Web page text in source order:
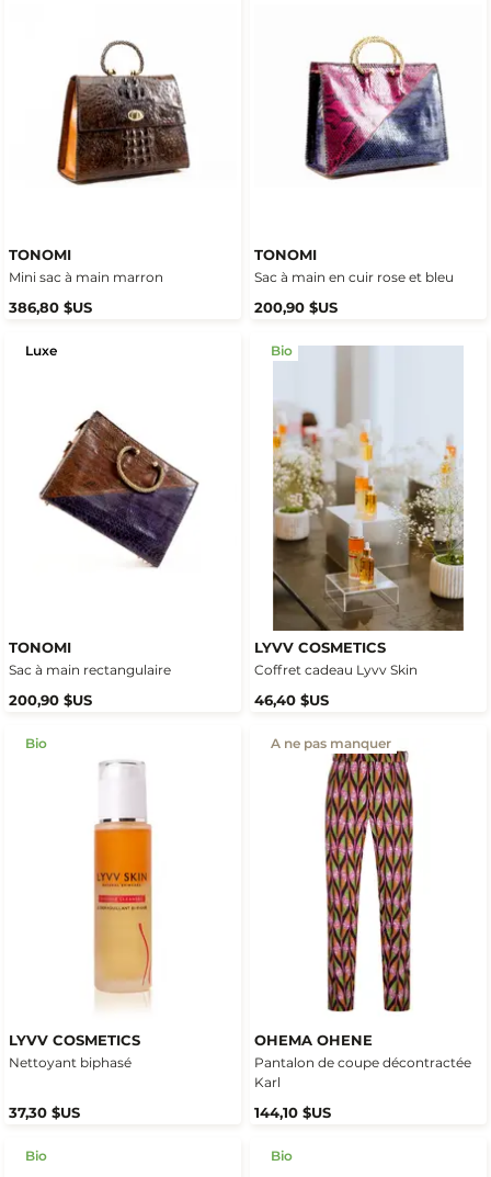
TONOMI
Mini sac à main marron
386,80 $US
TONOMI
Sac à main en cuir rose et bleu
200,90 $US
Luxe
TONOMI
Sac à main rectangulaire
200,90 $US
Bio
LYVV COSMETICS
Coffret cadeau Lyvv Skin
46,40 $US
Bio
LYVV COSMETICS
Nettoyant biphasé
37,30 $US
A ne pas manquer
OHEMA OHENE
Pantalon de coupe décontractée
Karl
144,10 $US
Bio Bio